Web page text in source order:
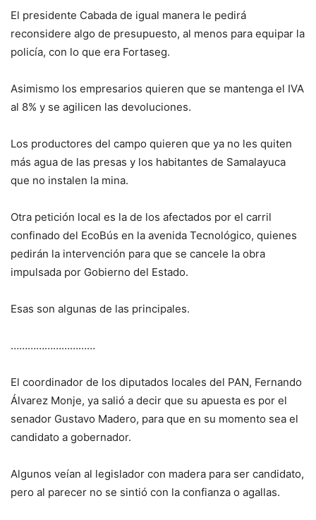
El presidente Cabada de igual manera le pedirá
reconsidere algo de presupuesto, al menos para equipar la
policía, con lo que era Fortaseg.
Asimismo los empresarios quieren que se mantenga el IVA
al 8% y se agilicen las devoluciones.
Los productores del campo quieren que ya no les quiten
más agua de las presas y los habitantes de Samalayuca
que no instalen la mina.
Otra petición local es la de los afectados por el carril
confinado del EcoBús en la avenida Tecnológico, quienes
pedirán la intervención para que se cancele la obra
impulsada por Gobierno del Estado.
Esas son algunas de las principales.
…………………………
El coordinador de los diputados locales del PAN, Fernando
Álvarez Monje, ya salió a decir que su apuesta es por el
senador Gustavo Madero, para que en su momento sea el
candidato a gobernador.
Algunos veían al legislador con madera para ser candidato,
pero al parecer no se sintió con la confianza o agallas.